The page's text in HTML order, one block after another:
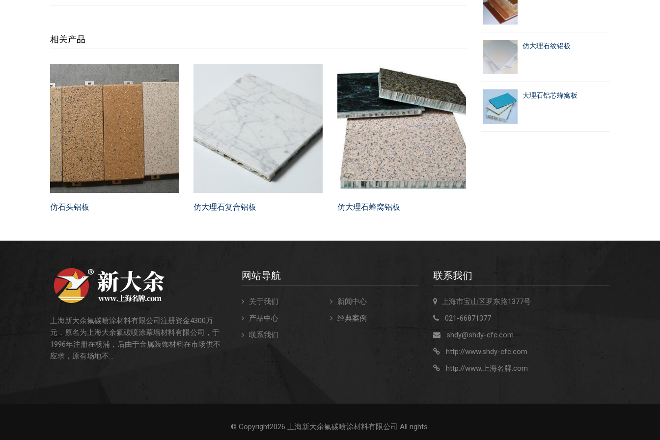
相关产品
仿石头铝板 仿大理石复合铝板 仿大理石蜂窝铝板
仿大理石纹铝板
大理石铝芯蜂窝板
上海新大余氟碳喷涂材料有限公司注册资金4300万
元，原名为上海大余氟碳喷涂幕墙材料有限公司，于
1996年注册在杨浦，后由于金属装饰材料在市场供不
应求，原有场地不...
网站导航
关于我们
新闻中心
产品中心
经典案例
联系我们
联系我们
上海市宝山区罗东路1377号
021-66871377
shdy@shdy-cfc.com
http://www.shdy-cfc.com
http://www.上海名牌.com
© Copyright2026 上海新大余氟碳喷涂材料有限公司 All rights.